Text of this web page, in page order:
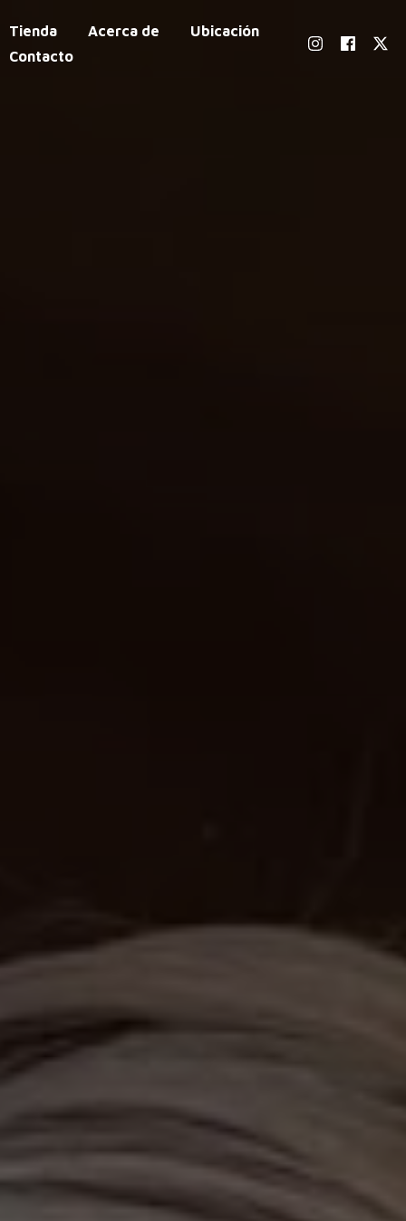
Tienda Acerca de
Ubicación
Contacto